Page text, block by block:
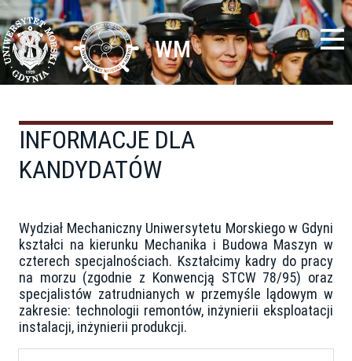
Przejdź
do
treści
Toggle
high
contrast
WM
INFORMACJE DLA
KANDYDATÓW
Wydział Mechaniczny Uniwersytetu Morskiego w Gdyni
kształci na kierunku Mechanika i Budowa Maszyn w
czterech specjalnościach. Kształcimy kadry do pracy
na morzu (zgodnie z Konwencją STCW 78/95) oraz
specjalistów zatrudnianych w przemyśle lądowym w
zakresie: technologii remontów, inżynierii eksploatacji
instalacji, inżynierii produkcji.